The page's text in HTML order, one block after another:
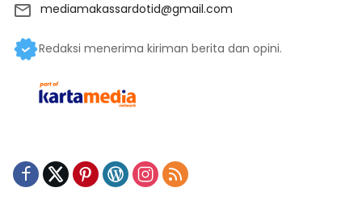
mediamakassardotid@gmail.com
Redaksi menerima kiriman berita dan opini.